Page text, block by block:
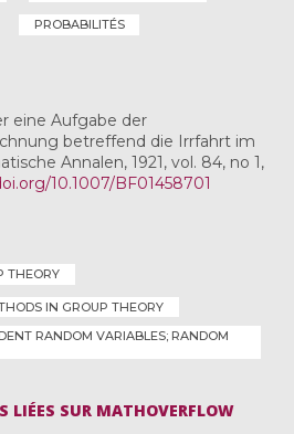
PROBABILITÉS
eine Aufgabe der
betreffend die Irrfahrt im
Annalen, 1921, vol. 84, no 1,
10.1007/BF01458701
THEORY
IN GROUP THEORY
RANDOM VARIABLES; RANDOM
LIÉES SUR MATHOVERFLOW